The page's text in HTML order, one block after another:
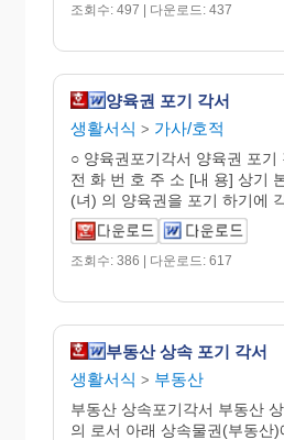
조회수: 497 | 다운로드: 437
양육권 포기 각서
생활서식 > 가사/호적
○ 양육권포기각서 양육권 포기
전 화 번 호 주 소 [내 용] 상기
(녀) 의 양육권을 포기 하기에
조회수: 386 | 다운로드: 617
부동산 상속 포기 각서
생활서식 > 부동산
부동산 상속포기각서 부동산
의 로서 아래 상속물권(부동산